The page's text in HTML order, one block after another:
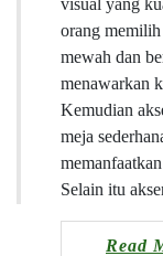
visual yang
orang
mewah dan
menawarkan
Kemudian
meja
Selain itu
Read